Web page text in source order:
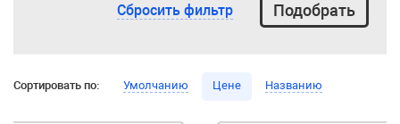
Сбросить фильтр
Сортировать по: Умолчанию Цене Названию